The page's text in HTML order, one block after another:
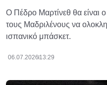
Ο Πέδρο Μαρτίνεθ θα είναι
τους Μαδριλένους να
ισπανικό μπάσκετ.
06.07.2026 13:29